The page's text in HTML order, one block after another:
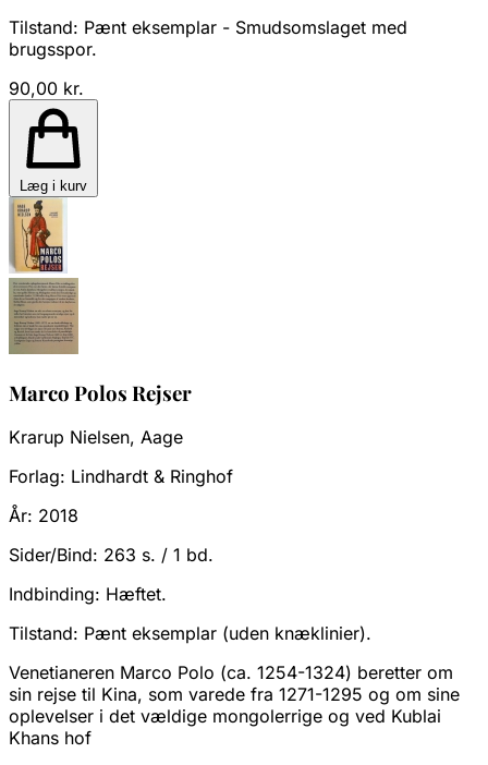
Tilstand: Pænt eksemplar - Smudsomslaget med
brugsspor.
90,00 kr.
Læg i kurv
Marco Polos Rejser
Krarup Nielsen, Aage
Forlag: Lindhardt & Ringhof
År: 2018
Sider/Bind: 263 s. / 1 bd.
Indbinding: Hæftet.
Tilstand: Pænt eksemplar (uden knæklinier).
Venetianeren Marco Polo (ca. 1254-1324) beretter om
sin rejse til Kina, som varede fra 1271-1295 og om sine
oplevelser i det vældige mongolerrige og ved Kublai
Khans hof